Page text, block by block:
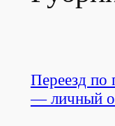
Переезд по
— личный